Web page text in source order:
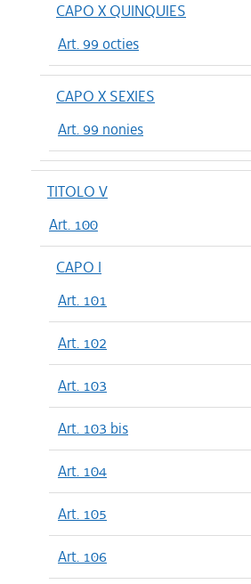
CAPO X QUINQUIES
Art. 99 octies
CAPO X SEXIES
Art. 99 nonies
TITOLO V
Art. 100
CAPO I
Art. 101
Art. 102
Art. 103
Art. 103 bis
Art. 104
Art. 105
Art. 106